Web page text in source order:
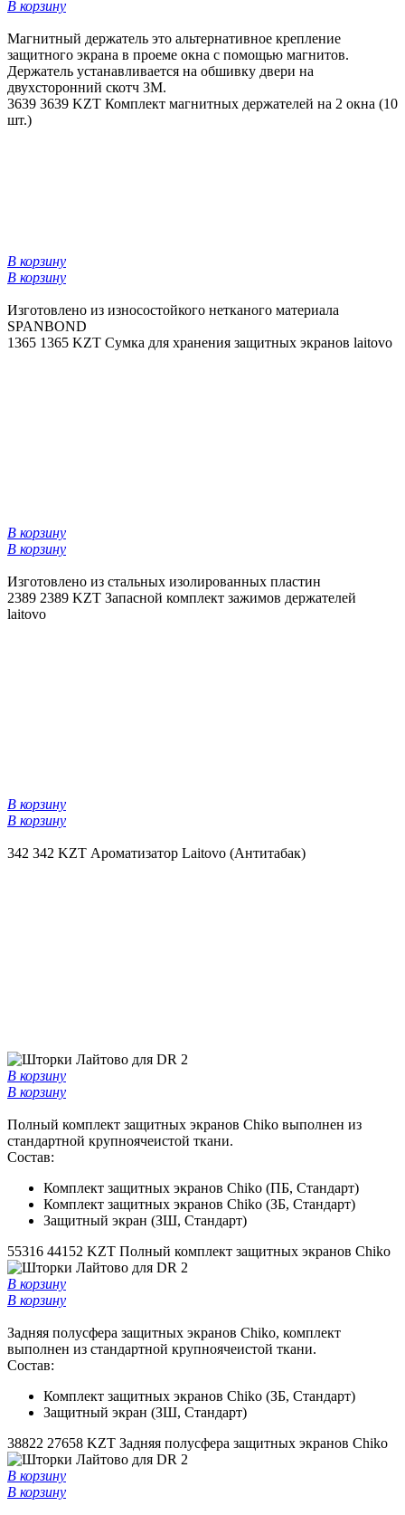
В корзину
Магнитный держатель это альтернативное крепление
защитного экрана в проеме окна с помощью магнитов.
Держатель устанавливается на обшивку двери на
двухсторонний скотч 3М.
3639 3639 KZT Комплект магнитных держателей на 2 окна (10
шт.)
В корзину
В корзину
Изготовлено из износостойкого нетканого материала
SPANBOND
1365 1365 KZT Сумка для хранения защитных экранов laitovo
В корзину
В корзину
Изготовлено из стальных изолированных пластин
2389 2389 KZT Запасной комплект зажимов держателей
laitovo
В корзину
В корзину
342 342 KZT Ароматизатор Laitovo (Антитабак)
В корзину
В корзину
Полный комплект защитных экранов Chiko выполнен из
стандартной крупноячеистой ткани.
Состав:
Комплект защитных экранов Chiko (ПБ, Стандарт)
Комплект защитных экранов Chiko (ЗБ, Стандарт)
Защитный экран (ЗШ, Стандарт)
55316 44152 KZT Полный комплект защитных экранов Chiko
В корзину
В корзину
Задняя полусфера защитных экранов Chiko, комплект
выполнен из стандартной крупноячеистой ткани.
Состав:
Комплект защитных экранов Chiko (ЗБ, Стандарт)
Защитный экран (ЗШ, Стандарт)
38822 27658 KZT Задняя полусфера защитных экранов Chiko
В корзину
В корзину